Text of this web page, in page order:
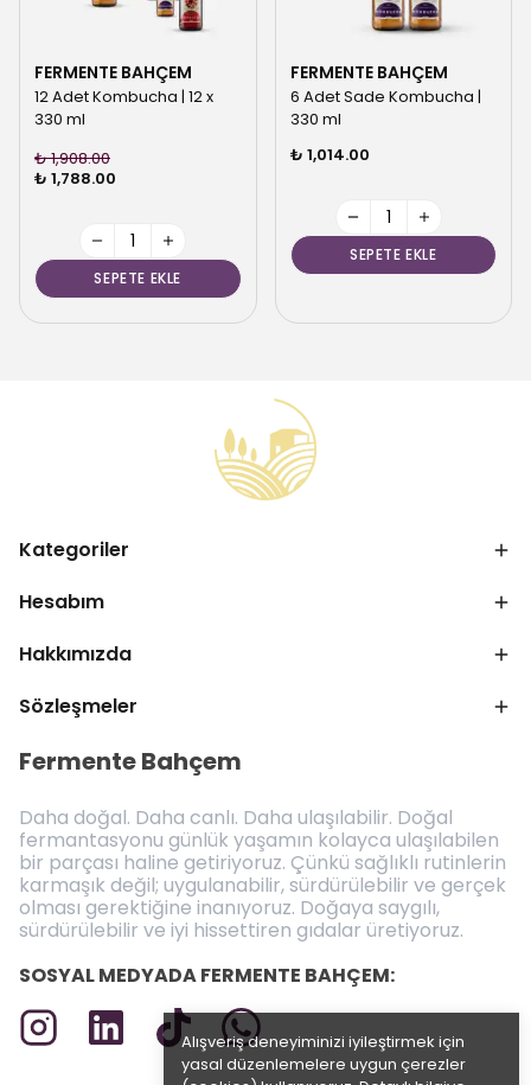
Alışveriş deneyiminizi iyileştirmek için
yasal düzenlemelere uygun çerezler
FERMENTE BAHÇEM
12 Adet Kombucha | 12 x
330 ml
₺ 1,908.00
₺ 1,788.00
SEPETE EKLE
FERMENTE BAHÇEM
6 Adet Sade Kombucha |
330 ml
₺ 1,014.00
SEPETE EKLE
Kategoriler
Hesabım
Hakkımızda
Sözleşmeler
Fermente Bahçem
Daha doğal. Daha canlı. Daha ulaşılabilir. Doğal
fermantasyonu günlük yaşamın kolayca ulaşılabilen
bir parçası haline getiriyoruz. Çünkü sağlıklı rutinlerin
karmaşık değil; uygulanabilir, sürdürülebilir ve gerçek
olması gerektiğine inanıyoruz. Doğaya saygılı,
sürdürülebilir ve iyi hissettiren gıdalar üretiyoruz.
SOSYAL MEDYADA FERMENTE BAHÇEM: